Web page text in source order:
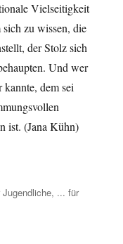
Vielseitigkeit
zu wissen, die
der Stolz sich
Und wer
dem sei
ist. (Jana Kühn)
, ... für